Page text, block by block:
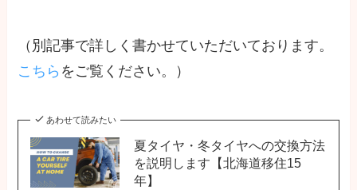
（別記事で詳しく書かせていただいております。
こちら をご覧ください。）
あわせて読みたい
夏タイヤ・冬タイヤへの交換方法
を説明します【北海道移住15
年】